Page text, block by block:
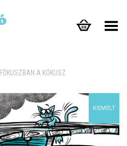
Toggle Menu
FÓKUSZBAN A KÓKUSZ
KIEMELT